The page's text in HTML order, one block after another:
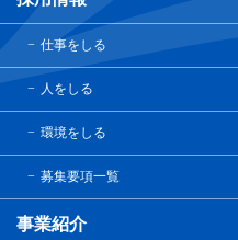
仕事をしる
人をしる
環境をしる
募集要項一覧
事業紹介